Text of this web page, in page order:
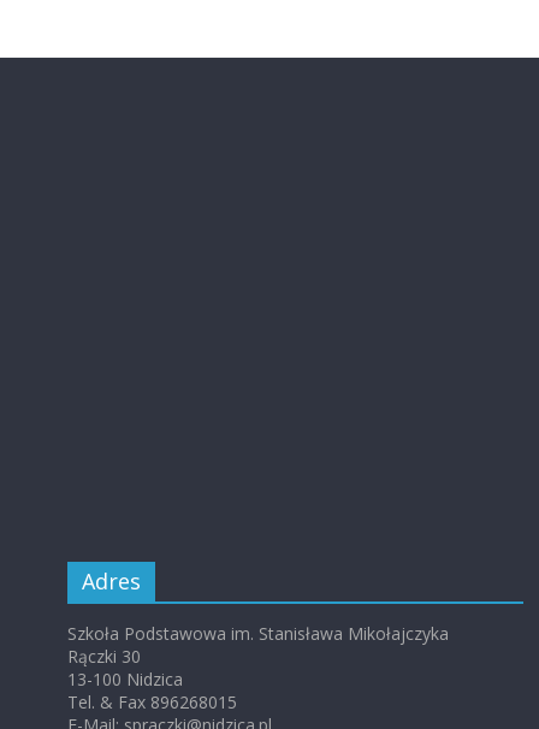
Adres
Szkoła Podstawowa im. Stanisława Mikołajczyka
Rączki 30
13-100 Nidzica
Tel. & Fax 896268015